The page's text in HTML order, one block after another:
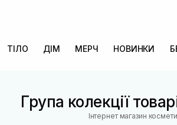
ТІЛО ДІМ МЕРЧ НОВИНКИ
Група колекції
Інтернет магазин